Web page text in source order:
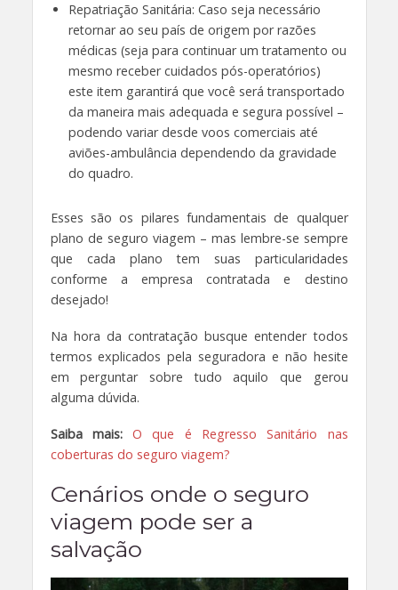
Repatriação Sanitária: Caso seja necessário
retornar ao seu país de origem por razões
médicas (seja para continuar um tratamento ou
mesmo receber cuidados pós-operatórios)
este item garantirá que você será transportado
da maneira mais adequada e segura possível –
podendo variar desde voos comerciais até
aviões-ambulância dependendo da gravidade
do quadro.
Esses são os pilares fundamentais de qualquer
plano de seguro viagem – mas lembre-se sempre
que cada plano tem suas particularidades
conforme a empresa contratada e destino
desejado!
Na hora da contratação busque entender todos
termos explicados pela seguradora e não hesite
em perguntar sobre tudo aquilo que gerou
alguma dúvida.
Saiba mais:O que é Regresso Sanitário nas
coberturas do seguro viagem?
Cenários onde o seguro
viagem pode ser a
salvação